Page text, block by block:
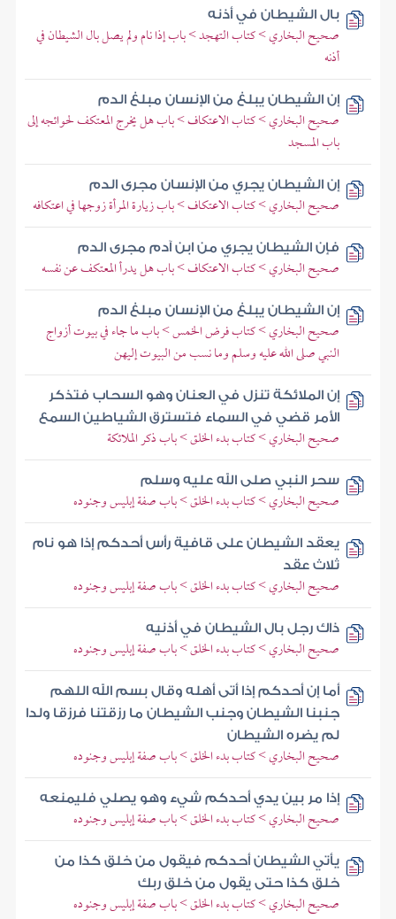
بال الشيطان في أذنه
صحيح البخاري > كتاب التهجد > باب إذا نام ولم يصل بال الشيطان في
أذنه
إن الشيطان يبلغ من الإنسان مبلغ الدم
صحيح البخاري > كتاب الاعتكاف > باب هل يخرج المعتكف لحوائجه إلى
باب المسجد
إن الشيطان يجري من الإنسان مجرى الدم
صحيح البخاري > كتاب الاعتكاف > باب زيارة المرأة زوجها في اعتكافه
فإن الشيطان يجري من ابن آدم مجرى الدم
صحيح البخاري > كتاب الاعتكاف > باب هل يدرأ المعتكف عن نفسه
إن الشيطان يبلغ من الإنسان مبلغ الدم
صحيح البخاري > كتاب فرض الخمس > باب ما جاء في بيوت أزواج
النبي صلى الله عليه وسلم وما نسب من البيوت إليهن
إن الملائكة تنزل في العنان وهو السحاب فتذكر
الأمر قضي في السماء فتسترق الشياطين السمع
صحيح البخاري > كتاب بدء الخلق > باب ذكر الملائكة
سحر النبي صلى الله عليه وسلم
صحيح البخاري > كتاب بدء الخلق > باب صفة إبليس وجنوده
يعقد الشيطان على قافية رأس أحدكم إذا هو نام
ثلاث عقد
صحيح البخاري > كتاب بدء الخلق > باب صفة إبليس وجنوده
ذاك رجل بال الشيطان في أذنيه
صحيح البخاري > كتاب بدء الخلق > باب صفة إبليس وجنوده
أما إن أحدكم إذا أتى أهله وقال بسم الله اللهم
جنبنا الشيطان وجنب الشيطان ما رزقتنا فرزقا ولدا
لم يضره الشيطان
صحيح البخاري > كتاب بدء الخلق > باب صفة إبليس وجنوده
إذا مر بين يدي أحدكم شيء وهو يصلي فليمنعه
صحيح البخاري > كتاب بدء الخلق > باب صفة إبليس وجنوده
يأتي الشيطان أحدكم فيقول من خلق كذا من
خلق كذا حتى يقول من خلق ربك
صحيح البخاري > كتاب بدء الخلق > باب صفة إبليس وجنوده